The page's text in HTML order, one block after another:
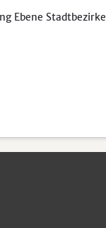
Ebene Stadtbezirke